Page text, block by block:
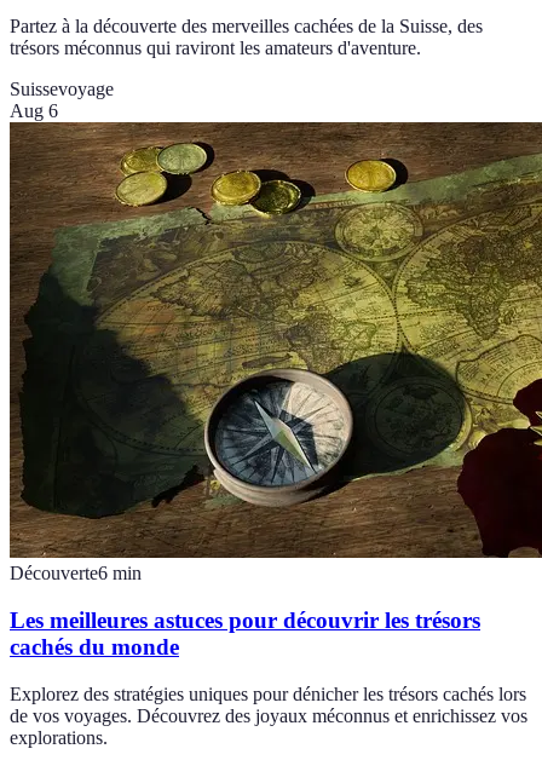
Partez à la découverte des merveilles cachées de la Suisse, des
trésors méconnus qui raviront les amateurs d'aventure.
Suissevoyage
Aug 6
Découverte6 min
Les meilleures astuces pour découvrir les trésors
cachés du monde
Explorez des stratégies uniques pour dénicher les trésors cachés lors
de vos voyages. Découvrez des joyaux méconnus et enrichissez vos
explorations.